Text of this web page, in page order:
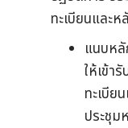
ทะเบียนและ
แนบห
ให้เข้า
ทะเบีย
ประชุม